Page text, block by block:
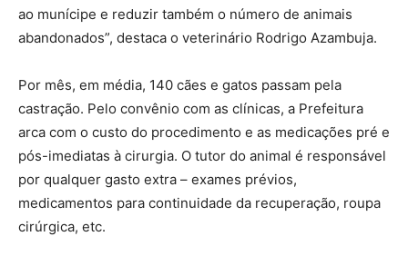
ao munícipe e reduzir também o número de animais
abandonados”, destaca o veterinário Rodrigo Azambuja.
Por mês, em média, 140 cães e gatos passam pela
castração. Pelo convênio com as clínicas, a Prefeitura
arca com o custo do procedimento e as medicações pré e
pós-imediatas à cirurgia. O tutor do animal é responsável
por qualquer gasto extra – exames prévios,
medicamentos para continuidade da recuperação, roupa
cirúrgica, etc.